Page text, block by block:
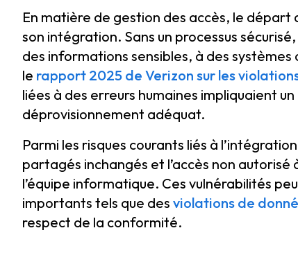
En matière de gestion des accès, le
son intégration. Sans un processus
des informations sensibles, à des
le rapport 2025 de Verizon sur les
liées à des erreurs humaines impliquaient
déprovisionnement adéquat.
Parmi les risques courants liés à
partagés inchangés et l’accès non
l’équipe informatique. Ces vulnérabilités
importants tels que des violations de
respect de la conformité.